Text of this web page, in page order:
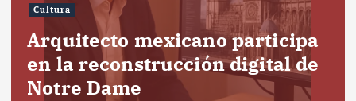
Cultura
Arquitecto mexicano participa
en la reconstrucción digital de
Notre Dame